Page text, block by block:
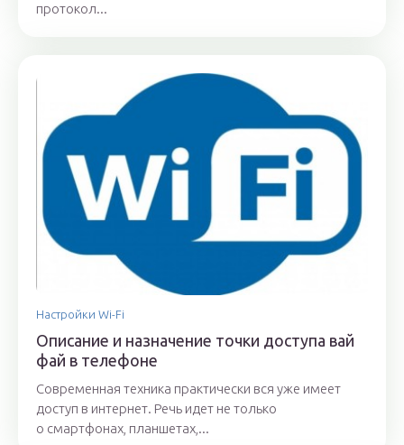
протокол...
Настройки Wi-Fi
Описание и назначение точки доступа вай
фай в телефоне
Современная техника практически вся уже имеет
доступ в интернет. Речь идет не только
о смартфонах, планшетах,...